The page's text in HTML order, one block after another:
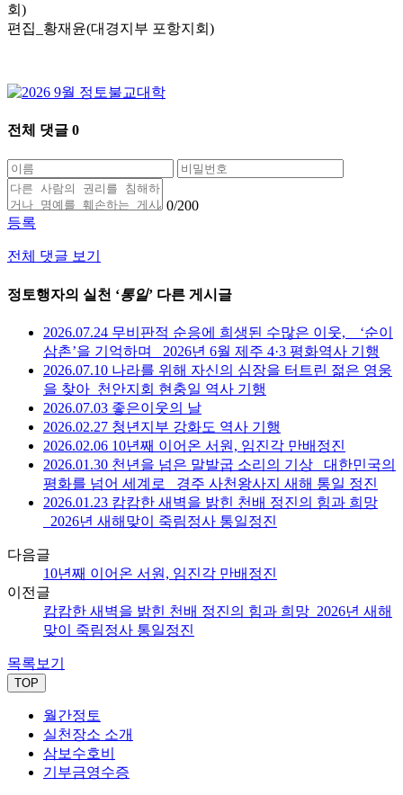
회)
편집_황재윤(대경지부 포항지회)
전체 댓글 0
0/200
등록
전체 댓글 보기
정토행자의 실천 ‘통일’ 다른 게시글
2026.07.24 무비판적 순응에 희생된 수많은 이웃, _ ‘순이
삼촌’을 기억하며 _2026년 6월 제주 4·3 평화역사 기행
2026.07.10 나라를 위해 자신의 심장을 터트린 젊은 영웅
을 찾아_천안지회 현충일 역사 기행
2026.07.03 좋은이웃의 날
2026.02.27 청년지부 강화도 역사 기행
2026.02.06 10년째 이어온 서원, 임진각 만배정진
2026.01.30 천년을 넘은 말발굽 소리의 기상 _대한민국의
평화를 넘어 세계로 _경주 사천왕사지 새해 통일 정진
2026.01.23 캄캄한 새벽을 밝힌 천배 정진의 힘과 희망
_2026년 새해맞이 죽림정사 통일정진
다음글
10년째 이어온 서원, 임진각 만배정진
이전글
캄캄한 새벽을 밝힌 천배 정진의 힘과 희망_2026년 새해
맞이 죽림정사 통일정진
목록보기
TOP
월간정토
실천장소 소개
삼보수호비
기부금영수증